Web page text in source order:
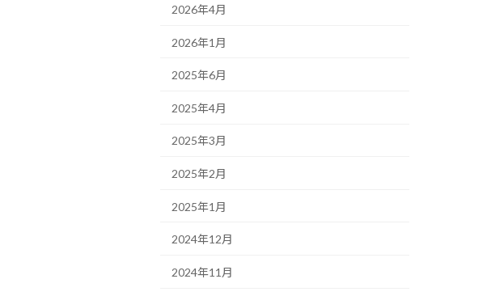
2026年4月
2026年1月
2025年6月
2025年4月
2025年3月
2025年2月
2025年1月
2024年12月
2024年11月